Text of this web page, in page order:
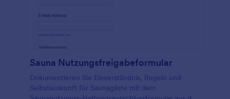
Sauna Nutzungsfreigabeformular
Dokumentieren Sie Einverständnis, Regeln und
Selbstauskunft für Saunagäste mit dem